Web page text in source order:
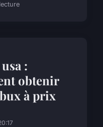
:
obtenir
à prix